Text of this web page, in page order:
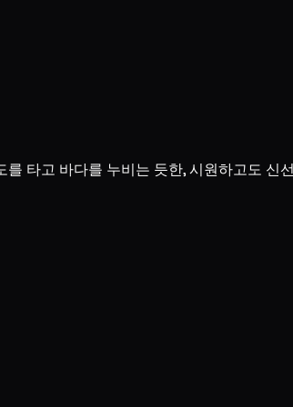
타고 바다를 누비는 듯한, 시원하고도 신